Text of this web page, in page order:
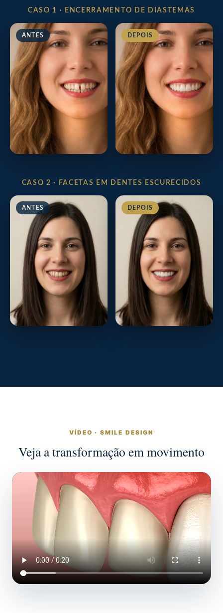
CASO 1 · ENCERRAMENTO DE DIASTEMAS
ANTES DEPOIS
CASO 2 · FACETAS EM DENTES ESCURECIDOS
ANTES DEPOIS
VÍDEO · SMILE DESIGN
Veja a transformação em movimento